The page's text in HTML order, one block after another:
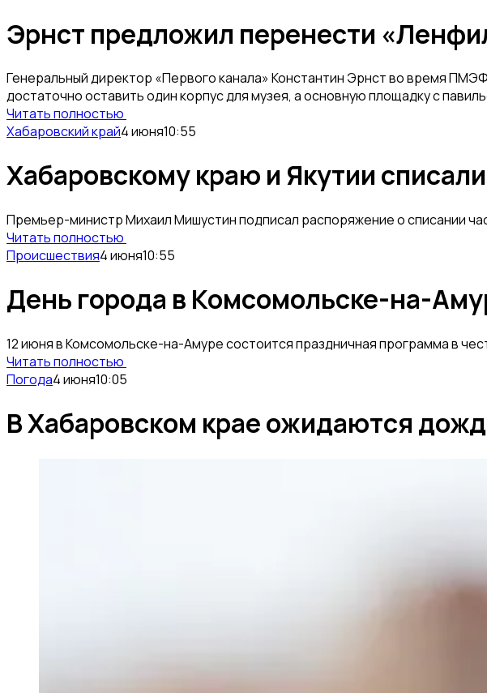
Эрнст предложил перенести
Генеральный директор «Первого канала» Константин Эрнст во время
достаточно оставить один корпус для музея, а основную площадку с
Читать полностью
Хабаровский край4 июня10:55
Хабаровскому краю и Якутии
Премьер-министр Михаил Мишустин подписал распоряжение о списании
Читать полностью
Происшествия4 июня10:55
День города в Комсомольске-на-
12 июня в Комсомольске-на-Амуре состоится праздничная программа в
Читать полностью
Погода4 июня10:05
В Хабаровском крае ожидаются